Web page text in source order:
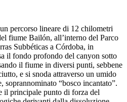
percorso lineare di 12 chilometri
fiume Bailón, all’interno del Parco
Subbéticas a Córdoba, in
il fondo profondo del canyon sotto
il fiume in diversi punti, sebbene
e si snoda attraverso un umido
soprannominato “bosco incantato”.
il principale punto di forza del